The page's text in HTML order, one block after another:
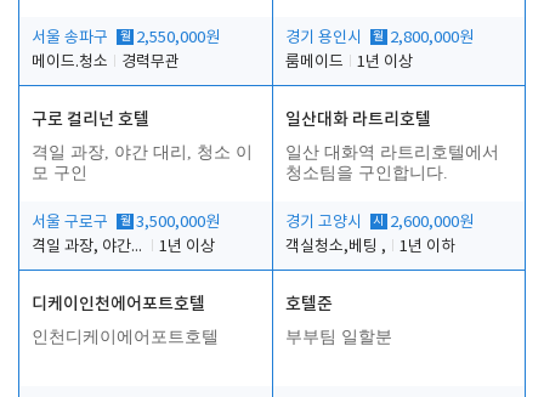
서울 송파구 월 2,550,000원
메이드.청소
경력무관
경기 용인시 월 2,800,000원
룸메이드
1년 이상
구로 컬리넌 호텔
격일 과장, 야간 대리, 청소 이
모 구인
서울 구로구 월 3,500,000원
격일 과장, 야간 대리, 청소 이모
1년 이상
일산대화 라트리호텔
일산 대화역 라트리호텔에서
청소팀을 구인합니다.
경기 고양시 시
2,600,000원
객실청소,베팅 ,
1년 이하
디케이인천에어포트호텔
인천디케이에어포트호텔
호텔준
부부팀 일할분